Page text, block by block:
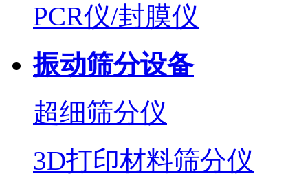
PCR仪/封膜仪
振动筛分设备
超细筛分仪
3D打印材料筛分仪